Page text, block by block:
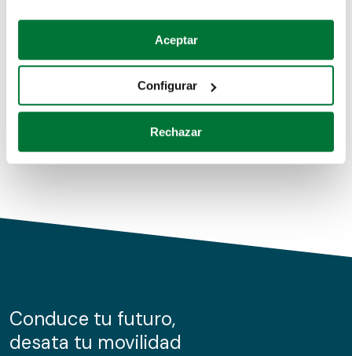
Si lo permite, también quisiéramos:
Recopilar información sobre su ubicación geográfica
Identificar su dispositivo analizándolo activamente
para buscar características específicas (huellas
Obtenga más información sobre cómo se procesan sus
de cookies.
información sobre el uso que haga del sitio web con
nuestros partners de redes sociales, publicidad y análisis
Aceptar
Configurar
Rechazar
Coches de segunda mano
Coches de km0
Conduce tu futuro,
desata tu movilidad